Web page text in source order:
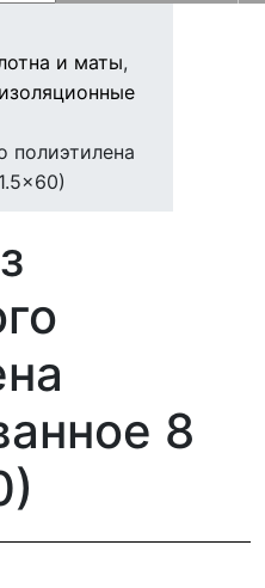
и маты,
полиэтилена
8